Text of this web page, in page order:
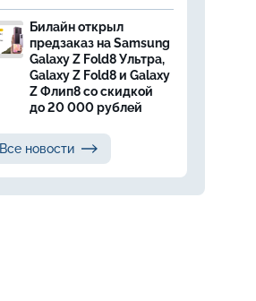
Билайн открыл
предзаказ на Samsung
Galaxy Z Fold8 Ультра,
Galaxy Z Fold8 и Galaxy
Z Флип8 со скидкой
до 20 000 рублей
Все новости